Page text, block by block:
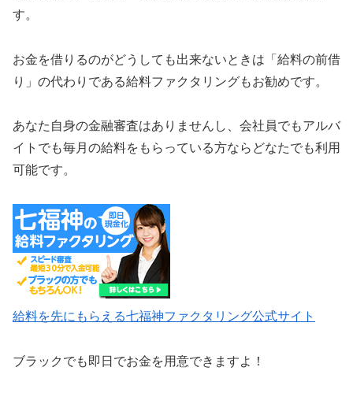
す。
お金を借りるのがどうしても出来ないときは「給料の前借
り」の代わりである給料ファクタリングもお勧めです。
あなた自身の金融審査はありませんし、会社員でもアルバ
イトでも毎月の給料をもらっている方ならどなたでも利用
可能です。
給料を先にもらえる七福神ファクタリング公式サイト
ブラックでも即日でお金を用意できますよ！